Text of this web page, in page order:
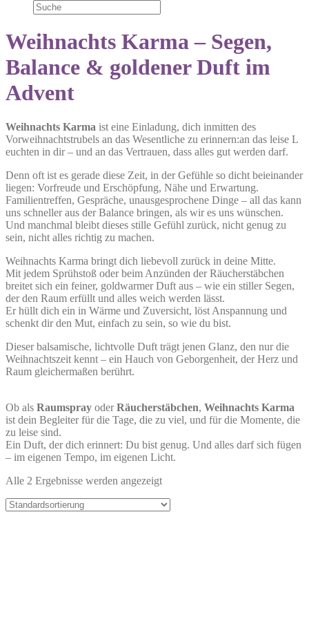
Weihnachts Karma – Segen,
Balance & goldener Duft im
Advent
Weihnachts Karma ist eine Einladung, dich inmitten des
Vorweihnachtstrubels an das Wesentliche zu erinnern:an das leise L
euchten in dir – und an das Vertrauen, dass alles gut werden darf.
Denn oft ist es gerade diese Zeit, in der Gefühle so dicht beieinander
liegen: Vorfreude und Erschöpfung, Nähe und Erwartung.
Familientreffen, Gespräche, unausgesprochene Dinge – all das kann
uns schneller aus der Balance bringen, als wir es uns wünschen.
Und manchmal bleibt dieses stille Gefühl zurück, nicht genug zu
sein, nicht alles richtig zu machen.
Weihnachts Karma bringt dich liebevoll zurück in deine Mitte.
Mit jedem Sprühstoß oder beim Anzünden der Räucherstäbchen
breitet sich ein feiner, goldwarmer Duft aus – wie ein stiller Segen,
der den Raum erfüllt und alles weich werden lässt.
Er hüllt dich ein in Wärme und Zuversicht, löst Anspannung und
schenkt dir den Mut, einfach zu sein, so wie du bist.
Dieser balsamische, lichtvolle Duft trägt jenen Glanz, den nur die
Weihnachtszeit kennt – ein Hauch von Geborgenheit, der Herz und
Raum gleichermaßen berührt.
Ob als Raumspray oderRäucherstäbchen, Weihnachts Karma
ist dein Begleiter für die Tage, die zu viel, und für die Momente, die
zu leise sind.
Ein Duft, der dich erinnert: Du bist genug. Und alles darf sich fügen
– im eigenen Tempo, im eigenen Licht.
Alle 2 Ergebnisse werden angezeigt